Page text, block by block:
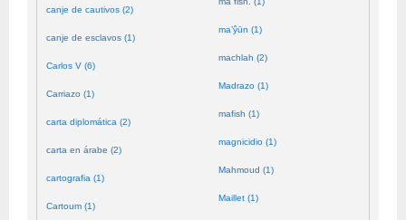
canje de cautivos (2)
canje de esclavos (1)
Carlos V (6)
Carriazo (1)
carta diplomática (2)
carta en árabe (2)
cartografia (1)
Cartoum (1)
ma’ŷūn (1)
machlah (2)
Madrazo (1)
mafish (1)
magnicidio (1)
Mahmoud (1)
Maillet (1)